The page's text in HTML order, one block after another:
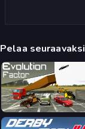
Pelaa seuraavaksi
Evolution Factor